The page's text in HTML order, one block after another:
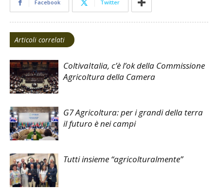
Facebook Twitter
Articoli correlati
ColtivaItalia, c’è l’ok della Commissione
Agricoltura della Camera
G7 Agricoltura: per i grandi della terra
il futuro è nei campi
Tutti insieme “agricolturalmente”